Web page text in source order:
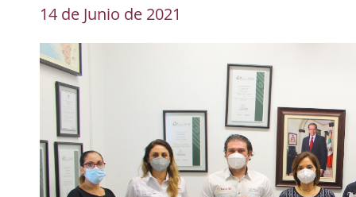
14 de Junio de 2021